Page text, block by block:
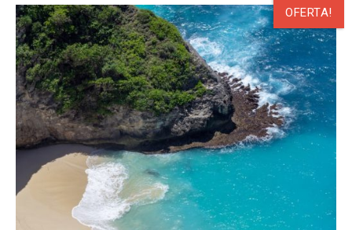
OFERTA!